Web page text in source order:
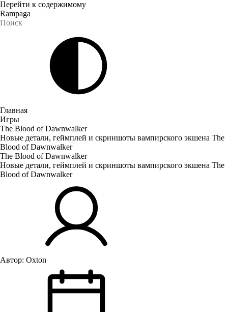
Перейти к содержимому
Rampaga
Главная
Игры
The Blood of Dawnwalker
Новые детали, геймплей и скриншоты вампирского экшена The
Blood of Dawnwalker
The Blood of Dawnwalker
Новые детали, геймплей и скриншоты вампирского экшена The
Blood of Dawnwalker
Автор: Oxton